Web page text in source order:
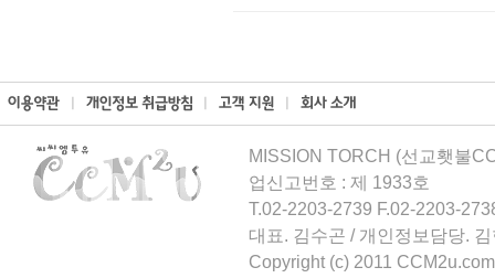
MISSION TORCH (선교횃불
업신고번호 : 제 1933호
T.02-2203-2739 F.02-2203-
대표. 김수곤 / 개인정보담당.
Copyright (c) 2011